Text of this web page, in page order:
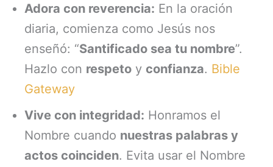
Adora con reverencia: En la oración
diaria, comienza como Jesús nos
enseñó: “Santificado sea tu nombre”.
Hazlo con respeto y confianza. Bible
Gateway
Vive con integridad: Honramos el
Nombre cuando nuestras palabras y
actos coinciden. Evita usar el Nombre